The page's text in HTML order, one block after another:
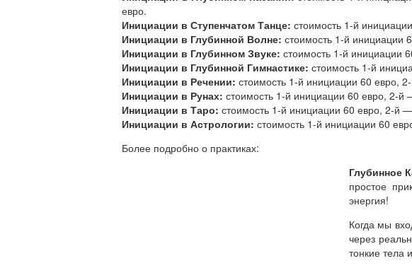
евро.
Инициации в Ступенчатом Танце: стоимость 1-й
Инициации в Глубинной Волне: стоимость 1-й
Инициации в Глубинном Звуке: стоимость 1-й инициации
Инициации в Глубинной Гимнастике: стоимость 1-й
Инициации в Речении: стоимость 1-й инициации 60 евро,
Инициации в Рунах: стоимость 1-й инициации 60 евро, 2-
Инициации в Таро: стоимость 1-й инициации 60 евро, 2-й
Инициации в Астрологии: стоимость 1-й инициации 60
Более подробно о практиках:
Глубинное
простое
энергия!
Когда мы
через
тонкие тела